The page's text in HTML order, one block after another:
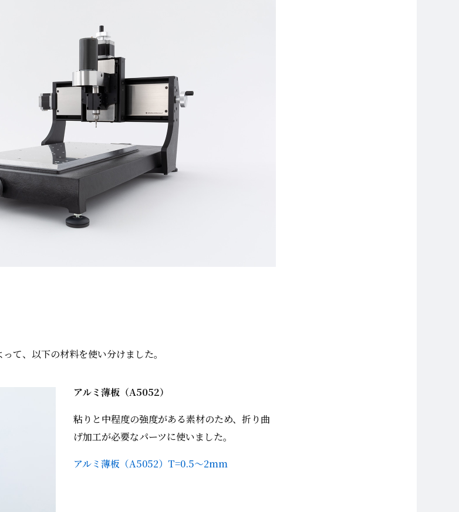
て、以下の材料を使い分けました。
アルミ薄板（A5052）
粘りと中程度の強度がある素材のため、折り曲
げ加工が必要なパーツに使いました。
アルミ薄板（A5052）T=0.5～2mm